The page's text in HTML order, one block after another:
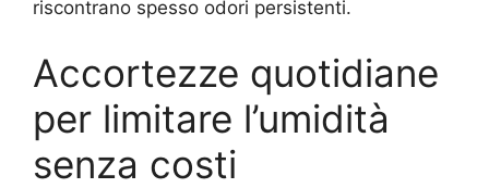
riscontrano spesso odori persistenti.
Accortezze quotidiane
per limitare l’umidità
senza costi